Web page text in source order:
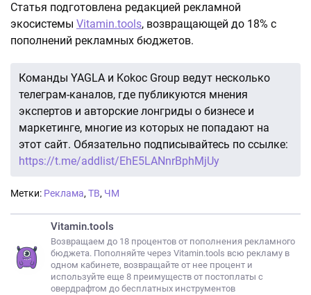
Статья подготовлена редакцией рекламной
экосистемы Vitamin.tools, возвращающей до 18% с
пополнений рекламных бюджетов.
Команды YAGLA и Kokoc Group ведут несколько
телеграм-каналов, где публикуются мнения
экспертов и авторские лонгриды о бизнесе и
маркетинге, многие из которых не попадают на
этот сайт. Обязательно подписывайтесь по ссылке:
https://t.me/addlist/EhE5LANnrBphMjUy
Метки: Реклама, ТВ, ЧМ
Vitamin.tools
Возвращаем до 18 процентов от пополнения рекламного
бюджета. Пополняйте через Vitamin.tools всю рекламу в
одном кабинете, возвращайте от нее процент и
используйте еще 8 преимуществ от постоплаты с
овердрафтом до бесплатных инструментов